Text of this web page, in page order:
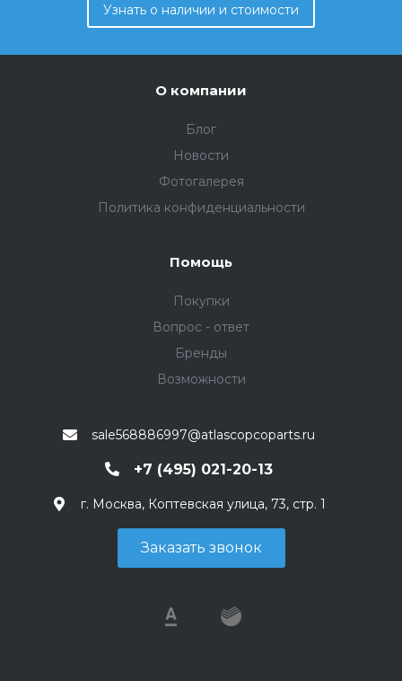
Узнать о наличии и стоимости
О компании
Блог
Новости
Фотогалерея
Политика конфиденциальности
Помощь
Покупки
Вопрос - ответ
Бренды
Возможности
sale568886997@atlascopcoparts.ru
+7 (495) 021-20-13
г. Москва, Коптевская улица, 73, стр. 1
Заказать звонок